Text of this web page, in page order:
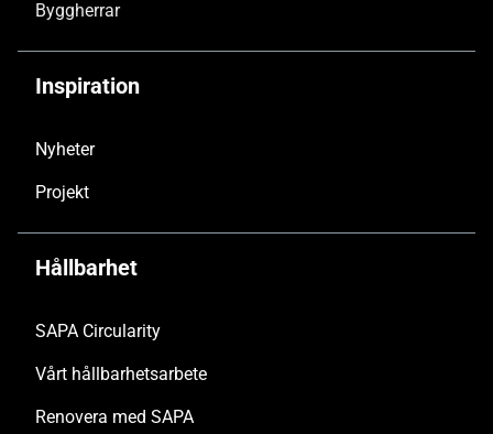
Byggherrar
Inspiration
Nyheter
Projekt
Hållbarhet
SAPA Circularity
Vårt hållbarhetsarbete
Renovera med SAPA